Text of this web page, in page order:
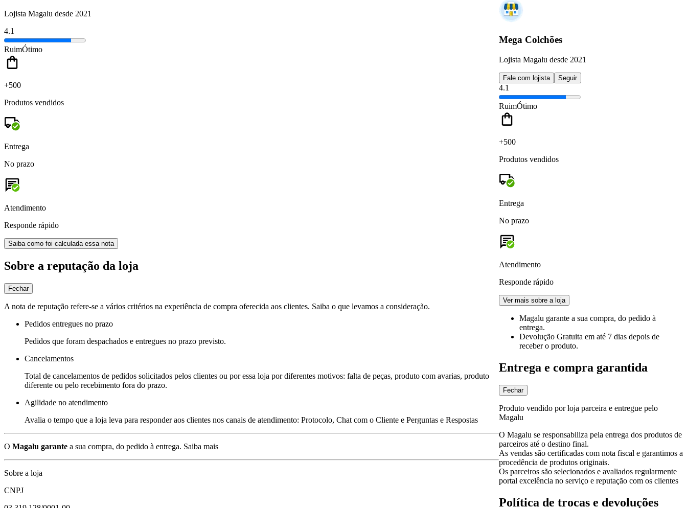
Lojista Magalu desde 2021
4.1
RuimÓtimo
+500
Produtos vendidos
Entrega
No prazo
Atendimento
Responde rápido
Saiba como foi calculada essa nota
Sobre a reputação da loja
Fechar
A nota de reputação refere-se a vários critérios na experiência de compra oferecida aos clientes. Saiba o que levamos a consideração.
Pedidos entregues no prazo
Pedidos que foram despachados e entregues no prazo previsto.
Cancelamentos
Total de cancelamentos de pedidos solicitados pelos clientes ou por essa loja por diferentes motivos: falta de peças, produto com avarias, produto
diferente ou pelo recebimento fora do prazo.
Agilidade no atendimento
Avalia o tempo que a loja leva para responder aos clientes nos canais de atendimento: Protocolo, Chat com o Cliente e Perguntas e Respostas
O Magalu garante a sua compra, do pedido à entrega. Saiba mais
Sobre a loja
CNPJ
Mega Colchões
Lojista Magalu desde 2021
Fale com lojista Seguir
4.1
RuimÓtimo
+500
Produtos vendidos
Entrega
No prazo
Atendimento
Responde rápido
Ver mais sobre a loja
Magalu garante a sua compra, do pedido à
entrega.
Devolução Gratuita em até 7 dias depois de
receber o produto.
Entrega e compra garantida
Fechar
Produto vendido por loja parceira e entregue pelo
Magalu
O Magalu se responsabiliza pela entrega dos produtos de
parceiros até o destino final.
As vendas são certificadas com nota fiscal e garantimos a
procedência de produtos originais.
Os parceiros são selecionados e avaliados regularmente
portal excelência no serviço e reputação com os clientes
Política de trocas e devoluções